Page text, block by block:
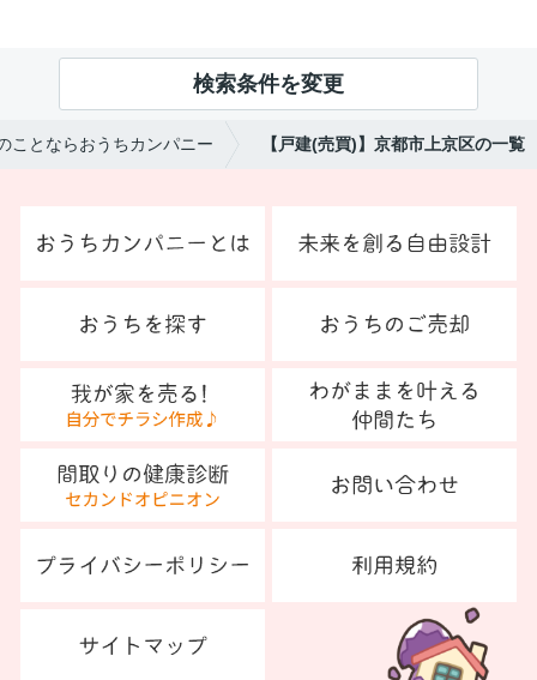
検索条件を変更
ことならおうちカンパニー 【戸建(売買)】京都市上京区の一覧